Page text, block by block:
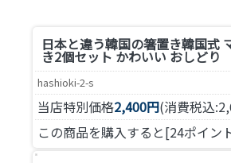
日本と違う韓国の箸置き韓国式
き2個セット かわいい おしどり
hashioki-2-s
当店特別価格2,400円(消費税込
この商品を購入すると[24ポイン